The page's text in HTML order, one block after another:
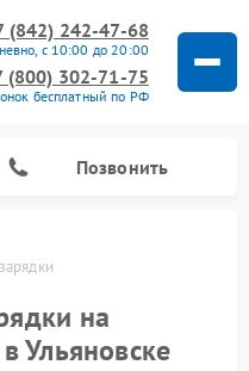
(842) 242-47-68
с 10:00 до 20:00
(800) 302-71-75
бесплатный по РФ
Позвонить
на
Ульяновске